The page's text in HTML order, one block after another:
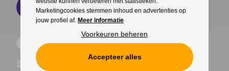
Marketingcookies stemmen inhoud en advertenties op
jouw profiel af. Meer informatie
Voorkeuren beheren
Accepteer alles